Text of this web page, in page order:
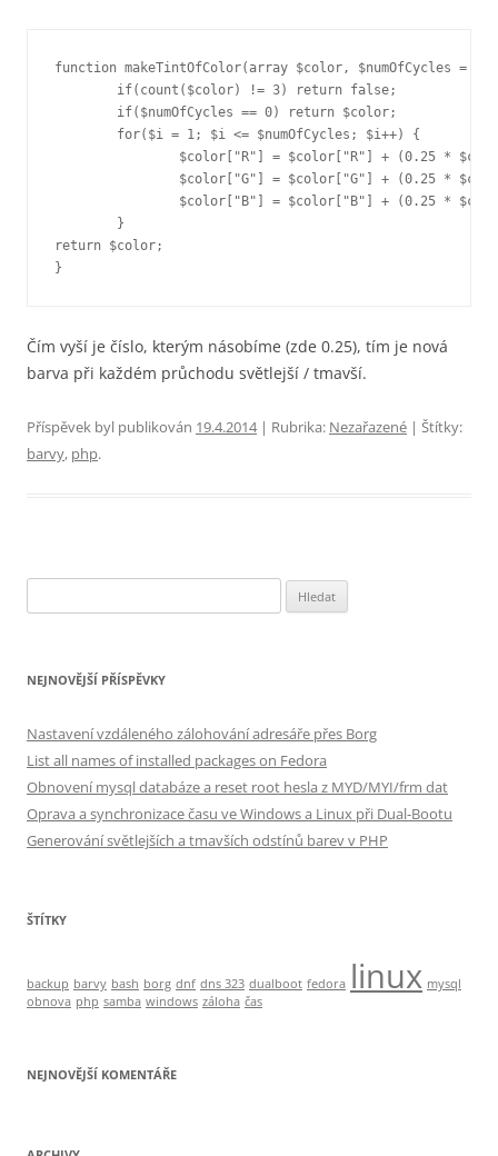
function makeTintOfColor(array $color, $numOfCycles = 1)
return $color;
}
Čím vyší je číslo, kterým násobíme (zde 0.25), tím je nová
barva při každém průchodu světlejší / tmavší.
Příspěvek byl publikován 19.4.2014| Rubrika: Nezařazené | Štítky:
barvy, php.
NEJNOVĚJŠÍ PŘÍSPĚVKY
Nastavení vzdáleného zálohování adresáře přes Borg
List all names of installed packages on Fedora
Obnovení mysql databáze a reset root hesla z MYD/MYI/frm dat
Oprava a synchronizace času ve Windows a Linux při Dual-Bootu
Generování světlejších a tmavších odstínů barev v PHP
ŠTÍTKY
backup barvy bash borg dnf dns 323 dualboot fedora linux mysql
obnova php samba windows záloha čas
NEJNOVĚJŠÍ KOMENTÁŘE